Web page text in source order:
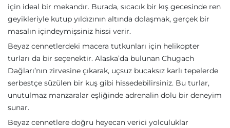
için ideal bir mekandır. Burada, sıcacık bir kış gecesinde ren
geyikleriyle kutup yıldızının altında dolaşmak, gerçek bir
masalın içindeymişsiniz hissi verir.
Beyaz cennetlerdeki macera tutkunları için helikopter
turları da bir seçenektir. Alaska’da bulunan Chugach
Dağları’nın zirvesine çıkarak, uçsuz bucaksız karlı tepelerde
serbestçe süzülen bir kuş gibi hissedebilirsiniz. Bu turlar,
unutulmaz manzaralar eşliğinde adrenalin dolu bir deneyim
sunar.
Beyaz cennetlere doğru heyecan verici yolculuklar